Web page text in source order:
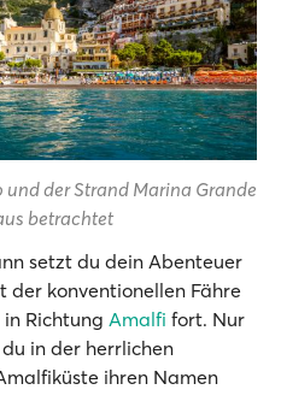
der Strand Marina Grande
betrachtet
setzt du dein Abenteuer
konventionellen Fähre
Richtung Amalfi fort. Nur
in der herrlichen
ihren Namen